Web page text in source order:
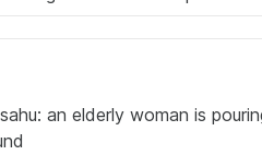
an elderly woman is